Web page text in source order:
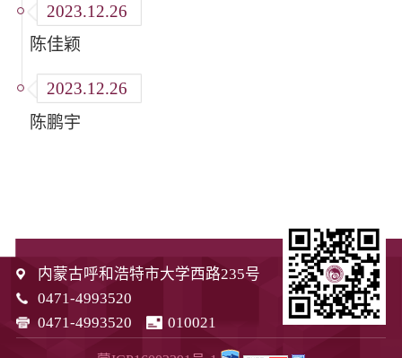
2023.12.26
陈佳颖
2023.12.26
陈鹏宇
内蒙古呼和浩特市大学西路235号
0471-4993520
0471-4993520
010021